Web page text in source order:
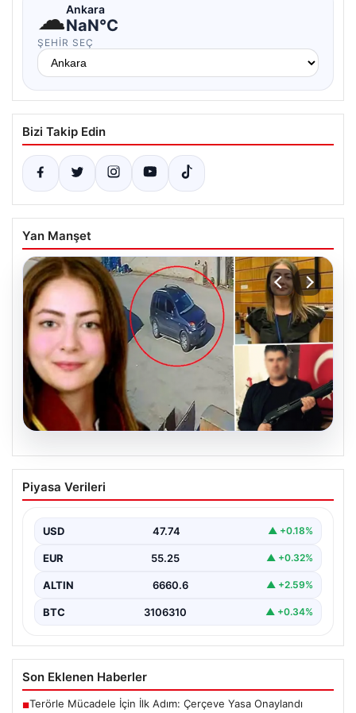
☁Ankara
NaN°C
ŞEHIR SEÇ
Bizi Takip Edin
Yan Manşet
Hakkında icra takibi başlatan avukatı
katletmişti. İstenen ceza belli oldu
İlgili Detaylar Gün Saydı”, “content”: “ Bursa’nın…
Piyasa Verileri
USD 47.74 ▲ +0.18%
EUR 55.25 ▲ +0.32%
ALTIN 6660.6 ▲ +2.59%
BTC 3106310 ▲ +0.34%
Son Eklenen Haberler
■Terörle Mücadele İçin İlk Adım: Çerçeve Yasa Onaylandı